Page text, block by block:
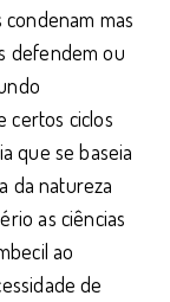
mas
defendem ou
certos ciclos
que se baseia
da natureza
as ciências
ao
de